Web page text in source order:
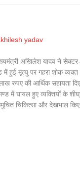
अखिलेश यादव ने सेक्टर-
में हुई मृत्यु पर गहरा शोक
रुपए की आर्थिक सहायता
में घायल हुए व्यक्तियों के
चिकित्सा और देखभाल किए